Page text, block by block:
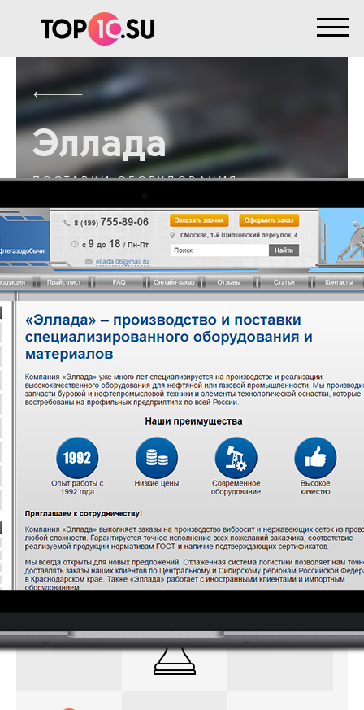
Эллада
ПОСТАВКИ ОБОРУДОВАНИЯ
Регион:Центр, Юг
Срок проекта:18 месяцев
Услуга:Контекстная Реклама
Проблема:
Низкий уровень продаж.
Задача:
Привлечь потенциальных клиентов.